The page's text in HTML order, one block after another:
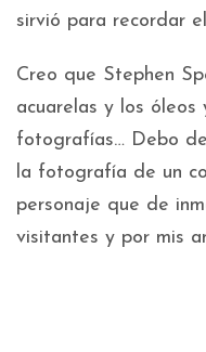
sirvió para recordar
Creo que Stephen
acuarelas y los
fotografías… Debo
la fotografía de un
personaje que de
visitantes y por mis